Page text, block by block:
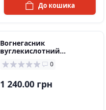
До кошика
Вогнегасник
вуглекислотний
ВВК2(ОУ3)
0
1 240.00 грн